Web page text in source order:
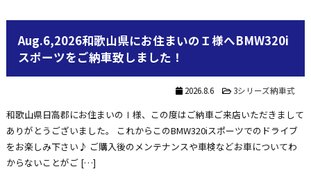
Aug.6,2026和歌山県にお住まいのＩ様へBMW320i
スポーツをご納車致しました！
2026.8.6 3シリーズ納車式
和歌山県日高郡にお住まいのⅠ様、この度はご納車ご来店いただきまして
ありがとうございました。 これからこのBMW320iスポーツでのドライブ
をお楽しみ下さい♪ ご購入後のメンテナンスや車検などお車についてわ
からないことがご […]